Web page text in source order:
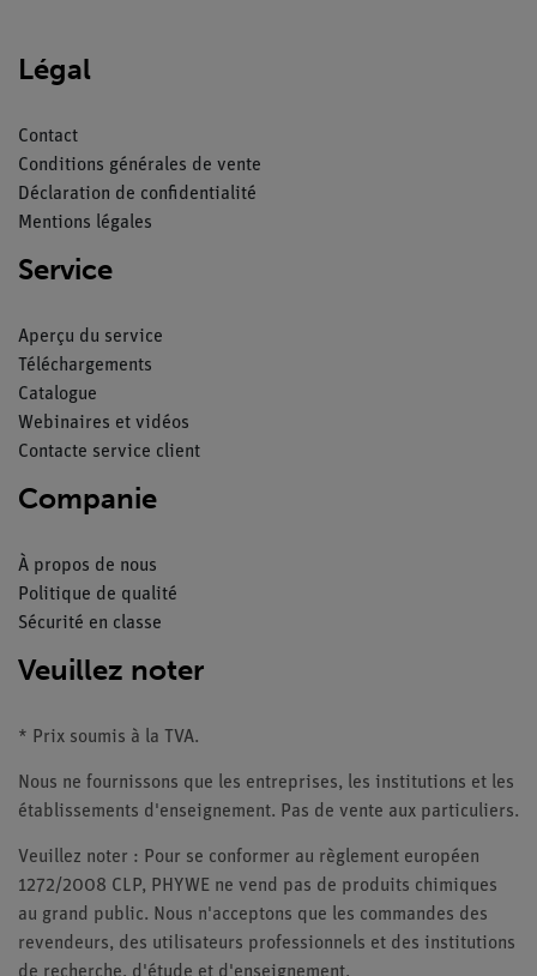
Légal
Contact
Conditions générales de vente
Déclaration de confidentialité
Mentions légales
Service
Aperçu du service
Téléchargements
Catalogue
Webinaires et vidéos
Contacte service client
Companie
À propos de nous
Politique de qualité
Sécurité en classe
Veuillez noter
* Prix soumis à la TVA.
Nous ne fournissons que les entreprises, les institutions et les
établissements d'enseignement. Pas de vente aux particuliers.
Veuillez noter : Pour se conformer au règlement européen
1272/2008 CLP, PHYWE ne vend pas de produits chimiques
au grand public. Nous n'acceptons que les commandes des
revendeurs, des utilisateurs professionnels et des institutions